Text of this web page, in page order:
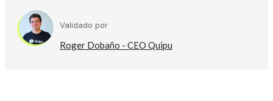
Validado por
Roger Dobaño - CEO Quipu